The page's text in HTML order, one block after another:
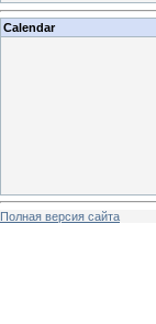
Calendar
Полная версия сайта